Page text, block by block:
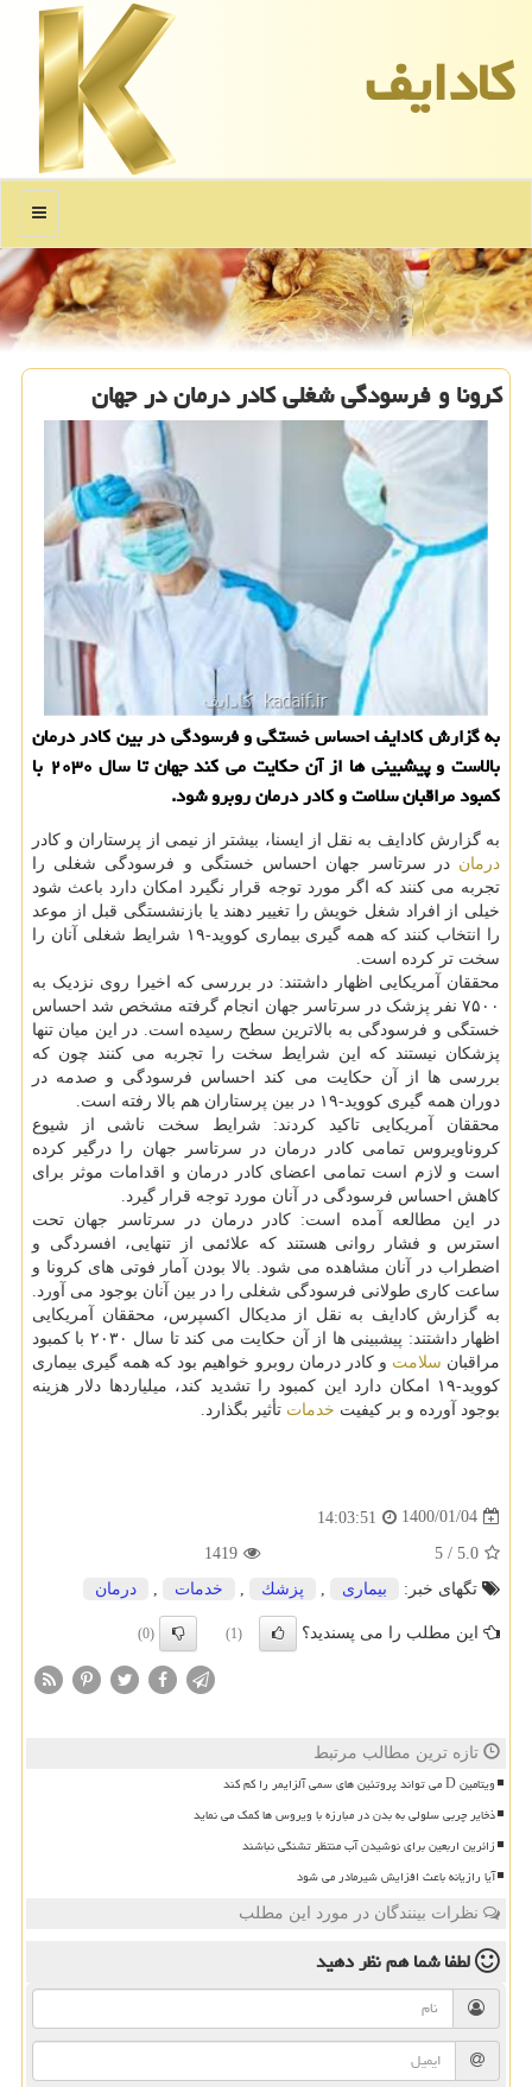
كادایف
منو
كرونا و فرسودگی شغلی كادر درمان در جهان
به گزارش کادایف احساس خستگی و فرسودگی در بین کادر درمان
بالاست و پیشبینی ها از آن حکایت می کند جهان تا سال ۲۰۳۰ با
کمبود مراقبان سلامت و کادر درمان روبرو شود.
به گزارش کادایف به نقل از ایسنا، بیشتر از نیمی از پرستاران و کادر
درمان در سرتاسر جهان احساس خستگی و فرسودگی شغلی را
تجربه می کنند که اگر مورد توجه قرار نگیرد امکان دارد باعث شود
خیلی از افراد شغل خویش را تغییر دهند یا بازنشستگی قبل از موعد
را انتخاب کنند که همه گیری بیماری کووید-۱۹ شرایط شغلی آنان را
سخت تر کرده است.
محققان آمریکایی اظهار داشتند: در بررسی که اخیرا روی نزدیک به
۷۵۰۰ نفر پزشک در سرتاسر جهان انجام گرفته مشخص شد احساس
خستگی و فرسودگی به بالاترین سطح رسیده است. در این میان تنها
پزشکان نیستند که این شرایط سخت را تجربه می کنند چون که
بررسی ها از آن حکایت می کند احساس فرسودگی و صدمه در
دوران همه گیری کووید-۱۹ در بین پرستاران هم بالا رفته است.
محققان آمریکایی تاکید کردند: شرایط سخت ناشی از شیوع
کروناویروس تمامی کادر درمان در سرتاسر جهان را درگیر کرده
است و لازم است تمامی اعضای کادر درمان و اقدامات موثر برای
کاهش احساس فرسودگی در آنان مورد توجه قرار گیرد.
در این مطالعه آمده است: کادر درمان در سرتاسر جهان تحت
استرس و فشار روانی هستند که علائمی از تنهایی، افسردگی و
اضطراب در آنان مشاهده می شود. بالا بودن آمار فوتی های کرونا و
ساعت کاری طولانی فرسودگی شغلی را در بین آنان بوجود می آورد.
به گزارش کادایف به نقل از مدیکال اکسپرس، محققان آمریکایی
اظهار داشتند: پیشبینی ها از آن حکایت می کند تا سال ۲۰۳۰ با کمبود
مراقبان سلامت و کادر درمان روبرو خواهیم بود که همه گیری بیماری
کووید-۱۹ امکان دارد این کمبود را تشدید کند، میلیاردها دلار هزینه
بوجود آورده و بر کیفیت خدمات تأثیر بگذارد.
1400/01/04
14:03:51
5.0
/
5
1419
تگهای خبر:
بیماری پزشك خدمات درمان
این مطلب را می پسندید؟ (1)
(0)
تازه ترین مطالب مرتبط
ویتامین D می تواند پروتئین های سمی آلزایمر را کم کند
ذخایر چربی سلولی به بدن در مبارزه با ویروس ها کمک می نماید
زائرین اربعین برای نوشیدن آب منتظر تشنگی نباشند
آیا رازیانه باعث افزایش شیرمادر می شود
نظرات بینندگان در مورد این مطلب
لطفا شما همنظر دهید